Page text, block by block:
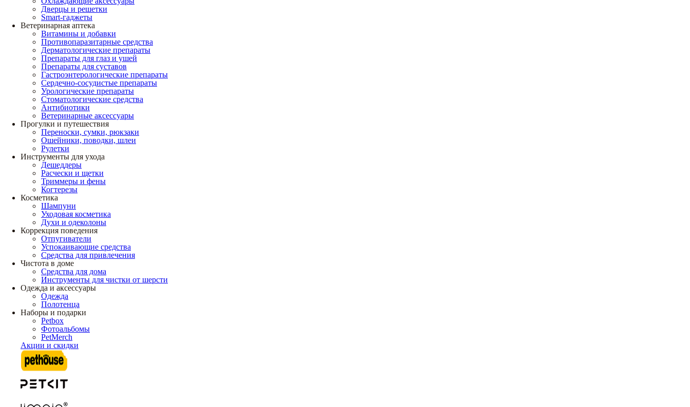
Дверцы и решетки
Smart-гаджеты
Ветеринарная аптека
Витамины и добавки
Противопаразитарные средства
Дерматологические препараты
Препараты для глаз и ушей
Препараты для суставов
Гастроэнтерологические препараты
Сердечно-сосудистые препараты
Урологические препараты
Стоматологические средства
Антибиотики
Ветеринарные аксессуары
Прогулки и путешествия
Переноски, сумки, рюкзаки
Ошейники, поводки, шлеи
Рулетки
Инструменты для ухода
Дешеддеры
Расчески и щетки
Триммеры и фены
Когтерезы
Косметика
Шампуни
Уходовая косметика
Духи и одеколоны
Коррекция поведения
Отпугиватели
Успокаивающие средства
Средства для привлечения
Чистота в доме
Средства для дома
Инструменты для чистки от шерсти
Одежда и аксессуары
Одежда
Полотенца
Наборы и подарки
Petbox
Фотоальбомы
PetMerch
Акции и скидки